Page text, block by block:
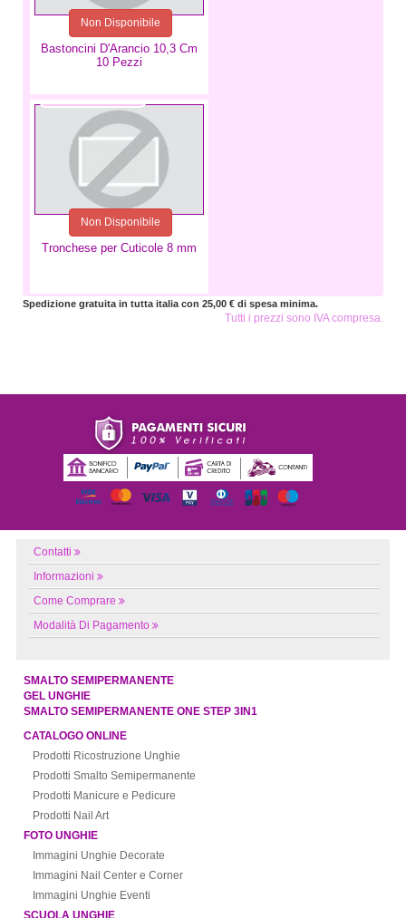
Bastoncini D'Arancio 10,3 Cm
10 Pezzi
Non Disponibile
Tronchese per Cuticole 8 mm
14,99 €
Non Disponibile
Spedizione gratuita in tutta italia con 25,00 € di spesa minima.
Tutti i prezzi sono IVA compresa.
Contatti
Informazioni
Come Comprare
Modalità Di Pagamento
SMALTO SEMIPERMANENTE
GEL UNGHIE
SMALTO SEMIPERMANENTE ONE STEP 3IN1
CATALOGO ONLINE
Prodotti Ricostruzione Unghie
Prodotti Smalto Semipermanente
Prodotti Manicure e Pedicure
Prodotti Nail Art
FOTO UNGHIE
Immagini Unghie Decorate
Immagini Nail Center e Corner
Immagini Unghie Eventi